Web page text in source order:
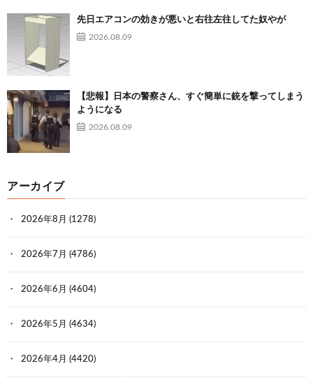
日本で売りそう
50: 時代を越える名無しザウルス
ID:5CcqNGT+0
先進国になるうえでこういう問題は避けて通れないんだよ
な
54:時代を越える名無しザウルス 2023/04/27(木) 22:24:48.08
ID:mLYSYVf20
デス消しゴム
60:時代を越える名無しザウルス 2023/04/27(木) 22:33:05.76
ID:pHq8oA7i0
命まで消してしまう最強ゴムの誕生である
先日エアコンの効きが悪いと右往左往してた奴やが
2026.08.09
【悲報】日本の警察さん、すぐ簡単に銃を撃ってしまう
ようになる
2026.08.09
アーカイブ
2026年8月 (1278)
2026年7月 (4786)
2026年6月 (4604)
2026年5月 (4634)
2026年4月 (4420)